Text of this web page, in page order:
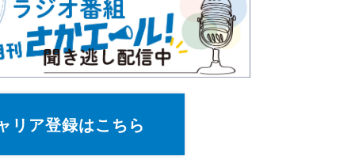
リア登録はこちら